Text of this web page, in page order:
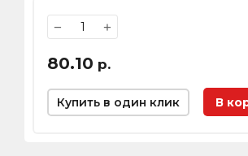
− +
80.10 р.
В
Купить в один клик